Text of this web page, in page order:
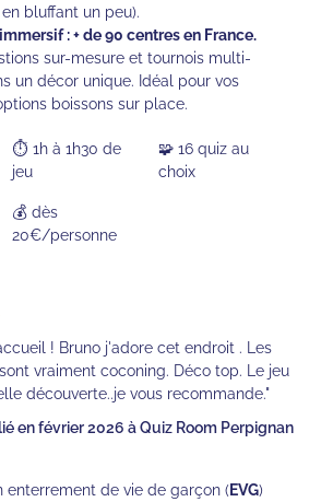
bluffant un peu).
: + de 90 centres en France.
sur-mesure et tournois multi-
un décor unique. Idéal pour vos
boissons sur place.
⏱️ 1h à 1h30 de
jeu
🧩 16 quiz au
choix
💰 dès
20€/personne
! Bruno j'adore cet endroit . Les
vraiment coconing. Déco top. Le jeu
découverte..je vous recommande."
en février 2026 à Quiz Room Perpignan
enterrement de vie de garçon (EVG)